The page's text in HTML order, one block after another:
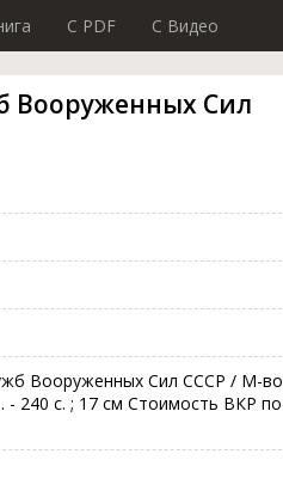
C PDF C Видео
Вооруженных Сил
Вооруженных Сил СССР / М-во
240 с. ; 17 см Стоимость ВКР по